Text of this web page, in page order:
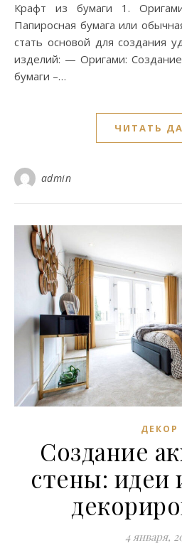
Крафт из бумаги 1.
Папиросная бумага или
стать основой для создания
изделий: — Оригами:
бумаги –…
ЧИТАТЬ
admin
ДЕКОР
Создание
стены:
4 января,